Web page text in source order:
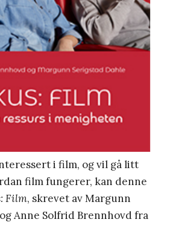
i film, og vil gå litt
film fungerer, kan denne
Film, skrevet av Margunn
Anne Solfrid Brennhovd fra